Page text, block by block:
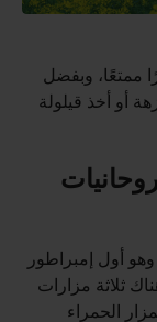
ممتعًا، وبفضل
أو أخذ قيلولة
أول إمبراطور
قبل الميلاد). هناك ثلاثة مزارات
الحمراء